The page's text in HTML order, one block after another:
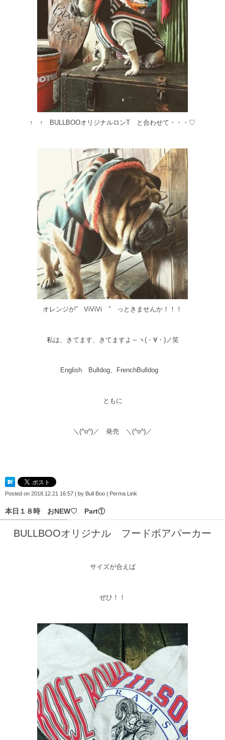
↑ ↑ BULLBOOオリジナルロンT と合わせて・・・♡
オレンジが” ViViVi ” っときませんか！！！
私は、きてます、きてますよ～ヽ(・∀・)ノ笑
English Bulldog、FrenchBulldog
ともに
＼(^o^)／ 発売 ＼(^o^)／
Posted on 2018.12.21 16:57 by Bull Boo Perma Link
本日１８時 おNEW♡ Part①
BULLBOOオリジナル フードボアパーカー
サイズが合えば
ぜひ！！